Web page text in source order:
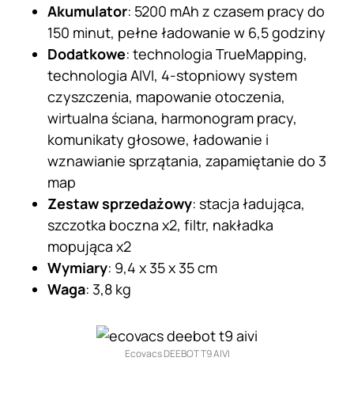
Akumulator: 5200 mAh z czasem pracy do
150 minut, pełne ładowanie w 6,5 godziny
Dodatkowe: technologia TrueMapping,
technologia AIVI, 4-stopniowy system
czyszczenia, mapowanie otoczenia,
wirtualna ściana, harmonogram pracy,
komunikaty głosowe, ładowanie i
wznawianie sprzątania, zapamiętanie do 3
map
Zestaw sprzedażowy: stacja ładująca,
szczotka boczna x2, filtr, nakładka
mopująca x2
Wymiary: 9,4 x 35 x 35 cm
Waga: 3,8 kg
Ecovacs DEEBOT T9 AIVI